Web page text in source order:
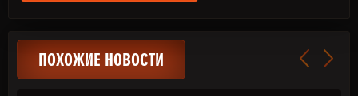
ПОХОЖИЕ НОВОСТИ